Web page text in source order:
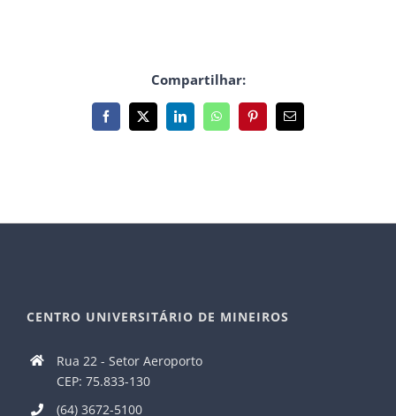
Compartilhar:
Facebook
X LinkedInWhatsAppPinterest
E-
mail
CENTRO UNIVERSITÁRIO DE MINEIROS
Rua 22 - Setor Aeroporto
CEP: 75.833-130
(64) 3672-5100